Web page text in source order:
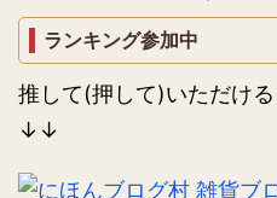
ランキング参加中
推して(押して)いただけ
↓↓